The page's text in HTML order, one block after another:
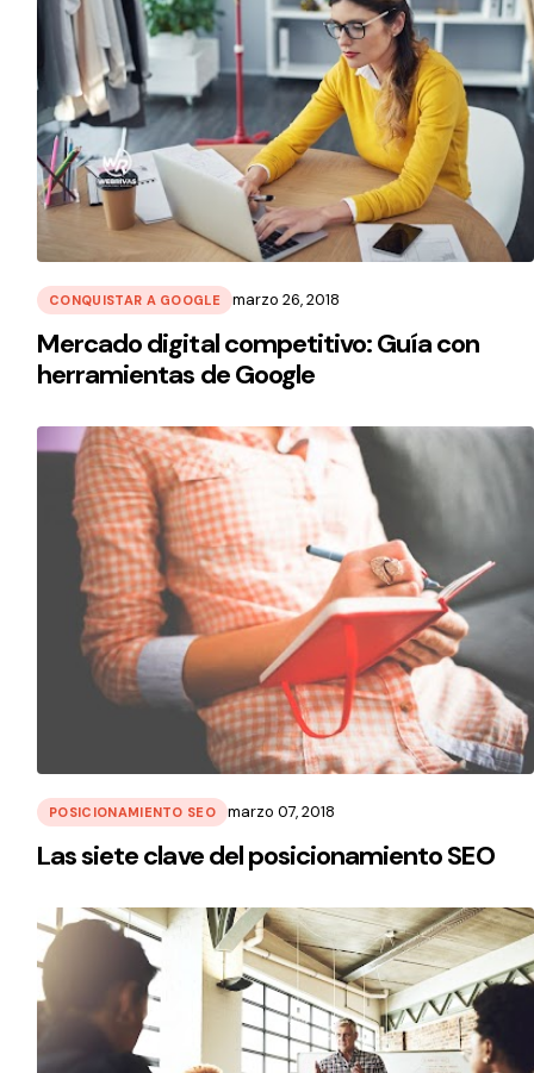
CONQUISTAR A GOOGLE marzo 26, 2018
Mercado digital competitivo: Guía con
herramientas de Google
POSICIONAMIENTO SEO marzo 07, 2018
Las siete clave del posicionamiento SEO